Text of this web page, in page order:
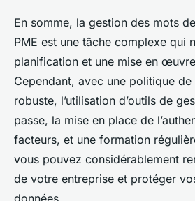
En somme, la gestion des mots
PME est une tâche complexe qui
planification et une mise en
Cependant, avec une politique
robuste, l’utilisation d’outils de
passe, la mise en place de
facteurs, et une formation
vous pouvez considérablement
de votre entreprise et protéger